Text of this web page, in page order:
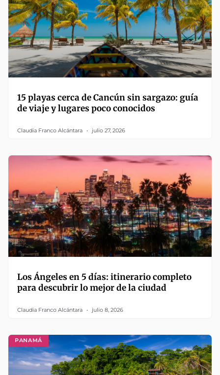
15 playas cerca de Cancún sin sargazo: guía
de viaje y lugares poco conocidos
Claudia Franco Alcántara julio 27, 2026
Los Ángeles en 5 días: itinerario completo
para descubrir lo mejor de la ciudad
Claudia Franco Alcántara julio 8, 2026
PANAMÁ